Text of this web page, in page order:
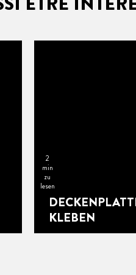
2
min
zu
lesen
KLEBEN